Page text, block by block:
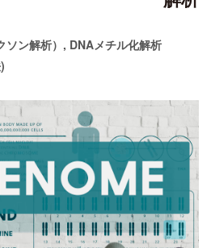
ソン解析）, DNAメチル化解析